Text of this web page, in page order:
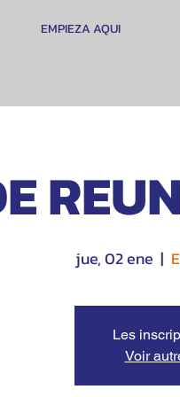
EMPIEZA AQUI
jue, 02 ene
  |
Les
Voir